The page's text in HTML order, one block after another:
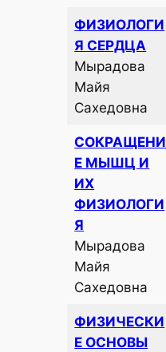
ФИЗИОЛОГИ
Я СЕРДЦА
Мырадова
Майя
Сахедовна
СОКРАЩЕНИ
Е МЫШЦ И
ИХ
ФИЗИОЛОГИ
Я
Мырадова
Майя
Сахедовна
ФИЗИЧЕСКИ
Е ОСНОВЫ